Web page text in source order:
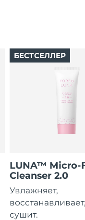
LUNA™ Micro-
Cleanser 2.0
Увлажняет,
сушит.
БЕСТСЕЛЛЕР